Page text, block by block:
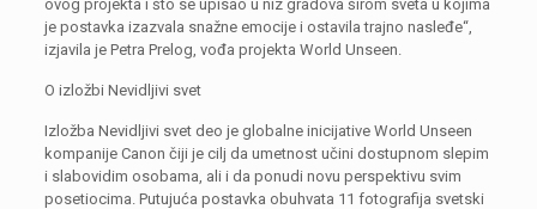
ovog projekta i što se upisao u niz gradova širom sveta u kojima
je postavka izazvala snažne emocije i ostavila trajno nasleđe“,
izjavila je Petra Prelog, vođa projekta World Unseen.
O izložbi Nevidljivi svet
Izložba Nevidljivi svet deo je globalne inicijative World Unseen
kompanije Canon čiji je cilj da umetnost učini dostupnom slepim
i slabovidim osobama, ali i da ponudi novu perspektivu svim
posetiocima. Putujuća postavka obuhvata 11 fotografija svetski